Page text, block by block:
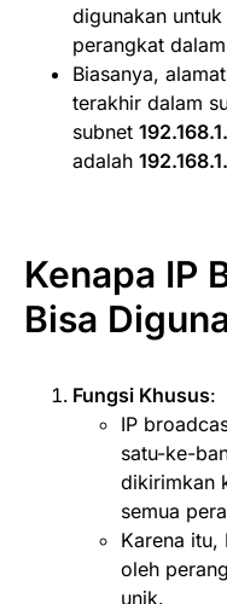
digunakan
perangkat
Biasanya,
terakhir dalam
subnet
adalah
Kenapa IP
Bisa
Fungsi Khusus:
IP
satu-ke-
dikirimkan
semua
Karena itu,
oleh
unik.